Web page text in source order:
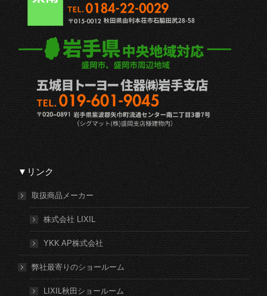
▼リンク
取扱商品メーカー
株式会社 LIXIL
YKK AP株式会社
弊社最寄りのショールーム
LIXIL秋田ショールーム